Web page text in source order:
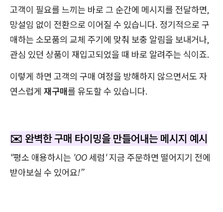
고객이 필요를 느끼는 바로 그 순간에 메시지를 전달하면,
망설임 없이 전환으로 이어질 수 있습니다. 정기적으로 구
매하는 소모품의 교체 주기에 맞춰 보충 알림을 보내거나,
관심 있던 상품이 재입고되었을 때 바로 알려주는 식이죠.
이렇게 하면 고객의 구매 여정을 방해하지 않으면서도 자
연스럽게 재구매를 유도할 수 있습니다.
✉️ 완벽한 구매 타이밍을 만들어내는 메시지 예시
"평소 애용하시는 'OO 세럼' 지금 주문하면 떨어지기 전에
받아보실 수 있어요!”